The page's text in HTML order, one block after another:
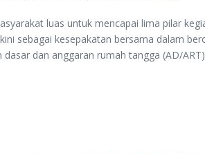
luas untuk mencapai lima pilar
sebagai kesepakatan bersama dalam
dan anggaran rumah tangga (AD/